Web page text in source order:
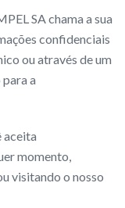
SA chama a sua
confidenciais
ou através de um
a
aceita
momento,
visitando o nosso